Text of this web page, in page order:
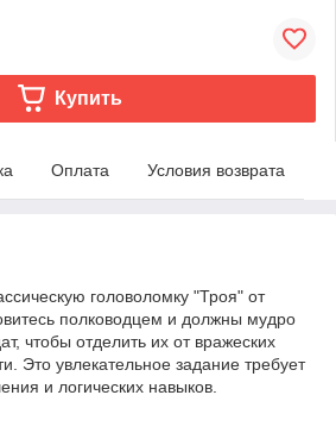
Купить
Оплата Условия возврата
головоломку "Троя" от
полководцем и должны мудро
чтобы отделить их от вражеских
Это увлекательное задание требует
и логических навыков.